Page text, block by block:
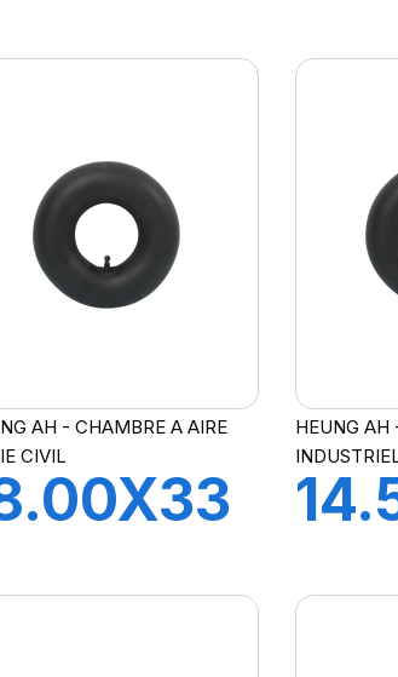
AH - CHAMBRE A AIRE
CIVIL
HEUNG AH